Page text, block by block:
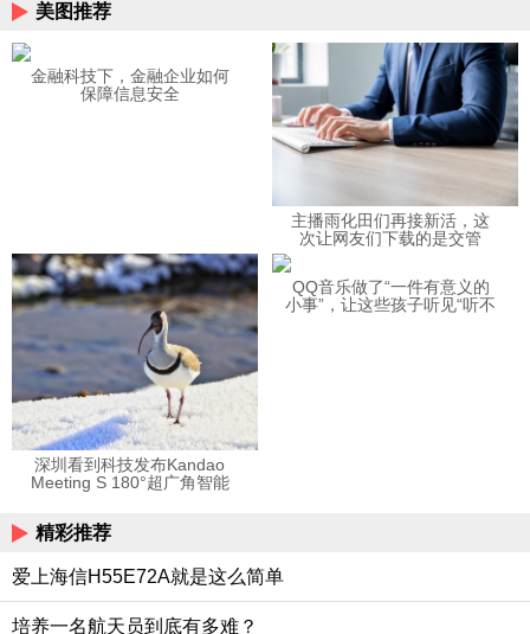
美图推荐
金融科技下，金融企业如何
保障信息安全
主播雨化田们再接新活，这
次让网友们下载的是交管
深圳看到科技发布Kandao
Meeting S 180°超广角智能
QQ音乐做了“一件有意义的
小事”，让这些孩子听见“听不
精彩推荐
爱上海信H55E72A就是这么简单
培养一名航天员到底有多难？